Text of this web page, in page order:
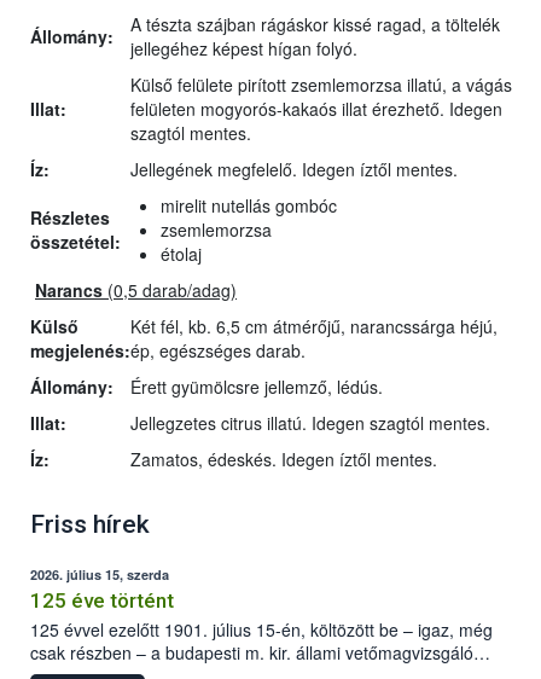
Állomány:
A tészta szájban rágáskor kissé ragad, a töltelék
jellegéhez képest hígan folyó.
Illat:
Külső felülete pirított zsemlemorzsa illatú, a vágás
felületen mogyorós-kakaós illat érezhető. Idegen
szagtól mentes.
Íz:
Jellegének megfelelő. Idegen íztől mentes.
Részletes
összetétel:
mirelit nutellás gombóc
zsemlemorzsa
étolaj
Narancs (0,5 darab/adag)
Külső
megjelenés:
Két fél, kb. 6,5 cm átmérőjű, narancssárga héjú,
ép, egészséges darab.
Állomány:
Érett gyümölcsre jellemző, lédús.
Illat:
Jellegzetes citrus illatú. Idegen szagtól mentes.
Íz:
Zamatos, édeskés. Idegen íztől mentes.
Friss hírek
2026. július 15, szerda
125 éve történt
125 évvel ezelőtt 1901. július 15-én, költözött be – igaz, még
csak részben – a budapesti m. kir. állami vetőmagvizsgáló